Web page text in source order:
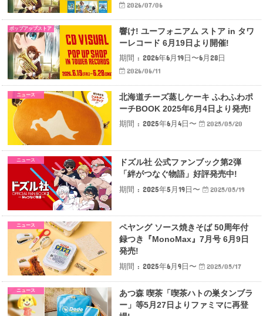
2026/07/06
ポップアップストア
響け! ユーフォニアム ストア in タワ
ーレコード 6月19日より開催!
期間 : 2026年6月19日〜6月28日
2026/06/11
ニュース
北海道チーズ蒸しケーキ ふわふわポ
ーチBOOK 2025年6月4日より発売!
期間 : 2025年6月4日〜
2025/05/20
ニュース
ドズル社 公式ファンブック第2弾
「絆がつなぐ物語」好評発売中!
期間 : 2025年5月19日〜
2025/05/19
ニュース
ペヤング ソース焼きそば 50周年付
録つき『MonoMax』7月号 6月9日
発売!
期間 : 2025年6月9日〜
2025/05/17
ニュース
あつ森 喫茶「喫茶ハトの巣タンブラ
ー」等5月27日よりファミマに再登